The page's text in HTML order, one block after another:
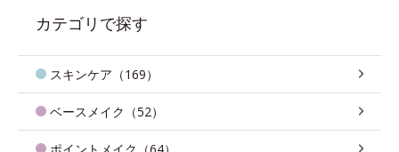
カテゴリで探す
スキンケア（169）
ベースメイク（52）